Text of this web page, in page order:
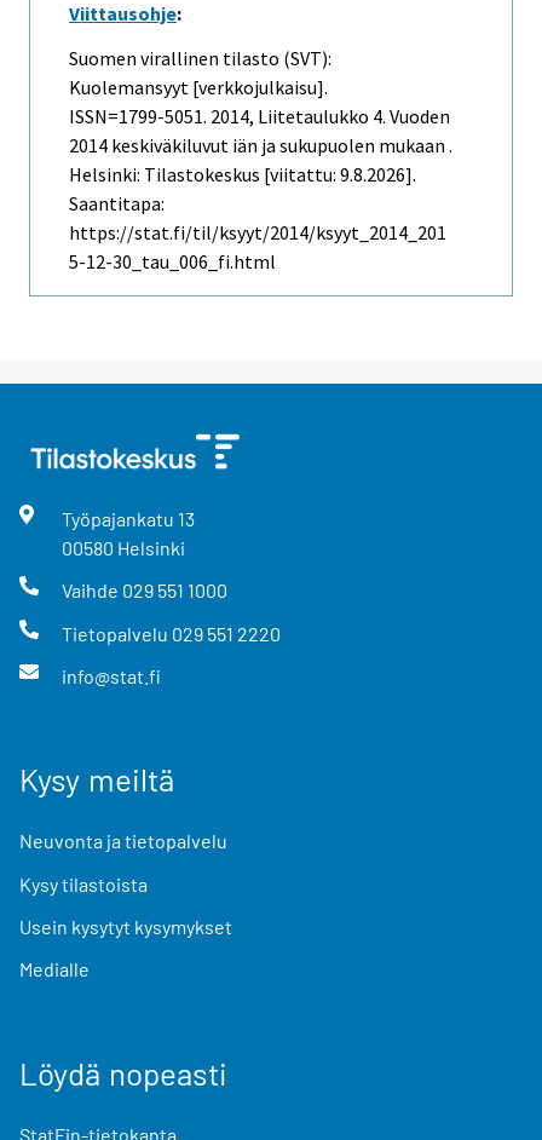
Viittausohje:
Suomen virallinen tilasto (SVT):
Kuolemansyyt [verkkojulkaisu].
ISSN=1799-5051. 2014, Liitetaulukko 4. Vuoden
2014 keskiväkiluvut iän ja sukupuolen mukaan .
Helsinki: Tilastokeskus [viitattu: 9.8.2026].
Saantitapa:
https://stat.fi/til/ksyyt/2014/ksyyt_2014_201
5-12-30_tau_006_fi.html
Työpajankatu 13
00580 Helsinki
Vaihde 029 551 1000
Tietopalvelu 029 551 2220
info@stat.fi
Kysy meiltä
Neuvonta ja tietopalvelu
Kysy tilastoista
Usein kysytyt kysymykset
Medialle
Löydä nopeasti
StatFin-tietokanta